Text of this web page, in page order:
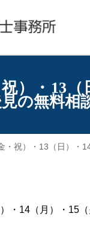
）・13
の無料相
・祝）・13（日）・
・14（月）・15（